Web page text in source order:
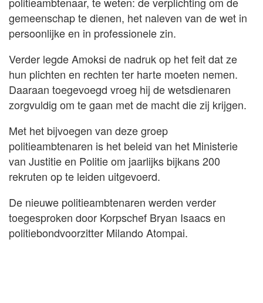
gemeenschap te dienen, het naleven van de wet in
persoonlijke en in professionele zin.
Verder legde Amoksi de nadruk op het feit dat ze
hun plichten en rechten ter harte moeten nemen.
Daaraan toegevoegd vroeg hij de wetsdienaren
zorgvuldig om te gaan met de macht die zij krijgen.
Met het bijvoegen van deze groep
politieambtenaren is het beleid van het Ministerie
van Justitie en Politie om jaarlijks bijkans 200
rekruten op te leiden uitgevoerd.
De nieuwe politieambtenaren werden verder
toegesproken door Korpschef Bryan Isaacs en
politiebondvoorzitter Milando Atompai.